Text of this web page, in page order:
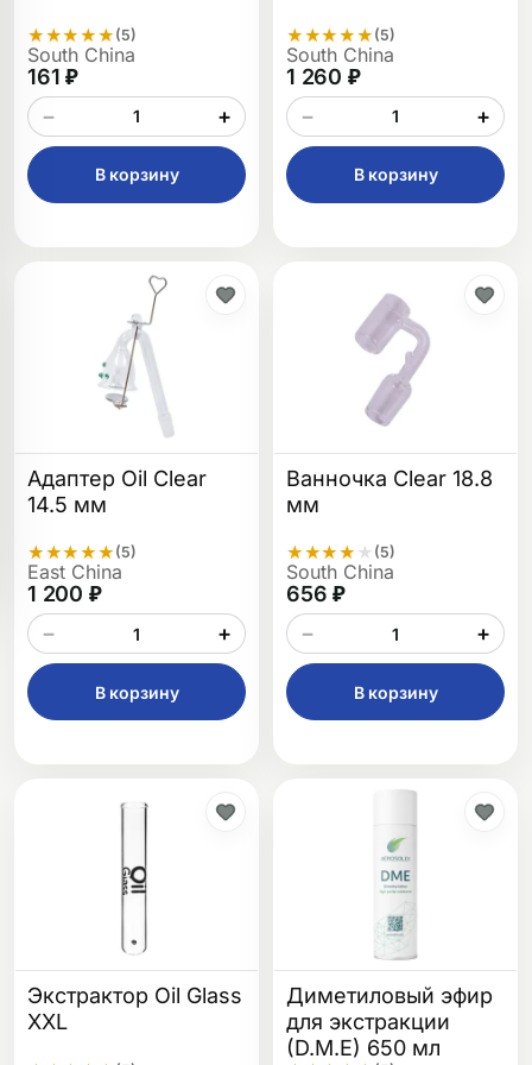
★★★★★ (5)
South China
161 ₽
−
+
В корзину
★★★★★ (5)
South China
1 260 ₽
−
+
В корзину
Адаптер Oil Clear
14.5 мм
★★★★★ (5)
East China
1 200 ₽
−
+
В корзину
Ванночка Clear 18.8
мм
★★★★ ★ (5)
South China
656 ₽
−
+
В корзину
Экстрактор Oil Glass
XXL
Диметиловый эфир
для экстракции
(D.M.E) 650 мл